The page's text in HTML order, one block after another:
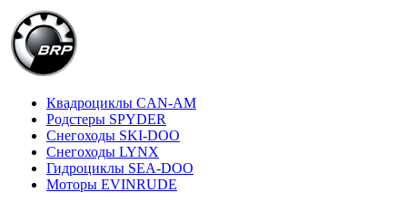
Квадроциклы CAN-AM
Родстеры SPYDER
Снегоходы SKI-DOO
Снегоходы LYNX
Гидроциклы SEA-DOO
Моторы EVINRUDE